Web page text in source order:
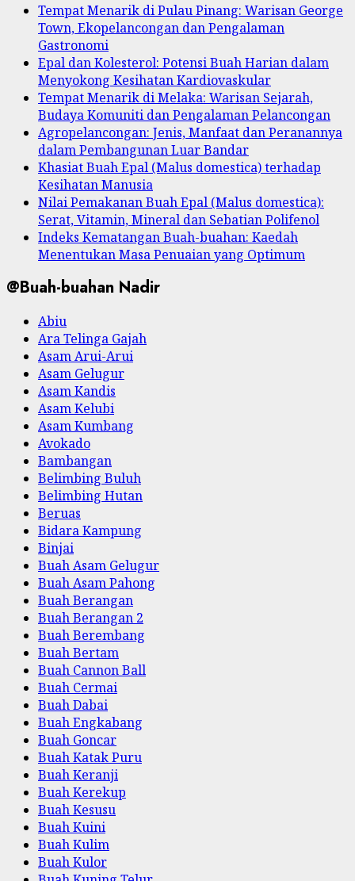
Tempat Menarik di Pulau Pinang: Warisan George
Town, Ekopelancongan dan Pengalaman
Gastronomi
Epal dan Kolesterol: Potensi Buah Harian dalam
Menyokong Kesihatan Kardiovaskular
Tempat Menarik di Melaka: Warisan Sejarah,
Budaya Komuniti dan Pengalaman Pelancongan
Agropelancongan: Jenis, Manfaat dan Peranannya
dalam Pembangunan Luar Bandar
Khasiat Buah Epal (Malus domestica) terhadap
Kesihatan Manusia
Nilai Pemakanan Buah Epal (Malus domestica):
Serat, Vitamin, Mineral dan Sebatian Polifenol
Indeks Kematangan Buah-buahan: Kaedah
Menentukan Masa Penuaian yang Optimum
@Buah-buahan Nadir
Abiu
Ara Telinga Gajah
Asam Arui-Arui
Asam Gelugur
Asam Kandis
Asam Kelubi
Asam Kumbang
Avokado
Bambangan
Belimbing Buluh
Belimbing Hutan
Beruas
Bidara Kampung
Binjai
Buah Asam Gelugur
Buah Asam Pahong
Buah Berangan
Buah Berangan 2
Buah Berembang
Buah Bertam
Buah Cannon Ball
Buah Cermai
Buah Dabai
Buah Engkabang
Buah Goncar
Buah Katak Puru
Buah Keranji
Buah Kerekup
Buah Kesusu
Buah Kuini
Buah Kulim
Buah Kulor